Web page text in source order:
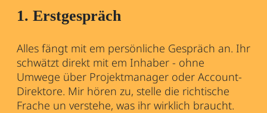
1. Erstgespräch
Alles fängt mit em persönliche Gespräch an. Ihr
schwätzt direkt mit em Inhaber - ohne
Umwege über Projektmanager oder Account-
Direktore. Mir hören zu, stelle die richtische
Frache un verstehe, was ihr wirklich braucht.